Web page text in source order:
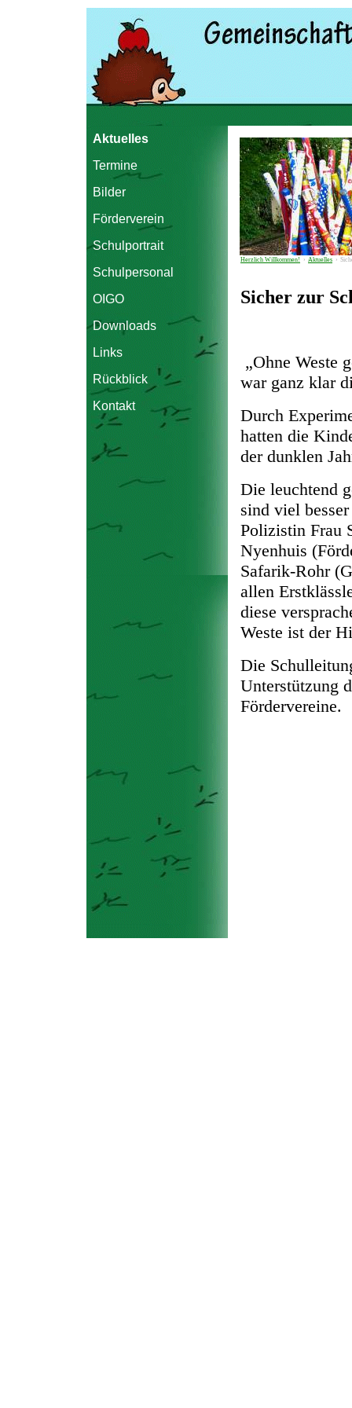
Aktuelles
Termine
Bilder
Förderverein
Schulportrait
Schulpersonal
OIGO
Downloads
Links
Rückblick
Kontakt
Herzlich Willkommen! › Aktuelles ›
Sicher zur
„Ohne Weste
war ganz klar
Durch
hatten die
der dunklen
Die leuchtend
sind viel
Polizistin Frau
Nyenhuis
Safarik-Rohr
allen
diese
Weste ist der
Die
Unterstützung
Fördervereine.